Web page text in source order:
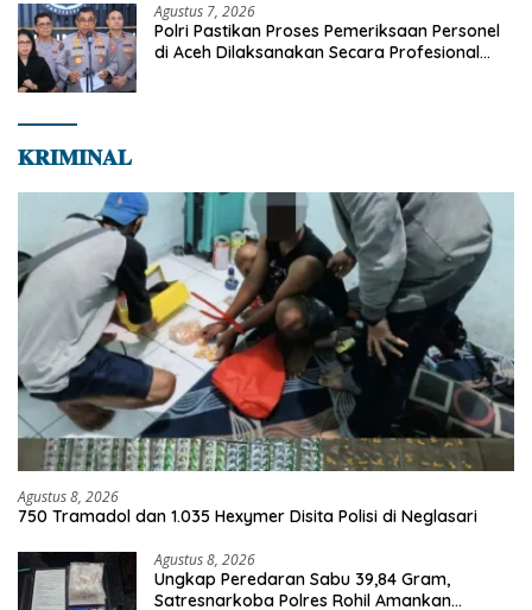
Agustus 7, 2026
Polri Pastikan Proses Pemeriksaan Personel
di Aceh Dilaksanakan Secara Profesional
𝐊𝐑𝐈𝐌𝐈𝐍𝐀𝐋
Agustus 8, 2026
750 Tramadol dan 1.035 Hexymer Disita Polisi di Neglasari
Agustus 8, 2026
Ungkap Peredaran Sabu 39,84 Gram,
Satresnarkoba Polres Rohil Amankan